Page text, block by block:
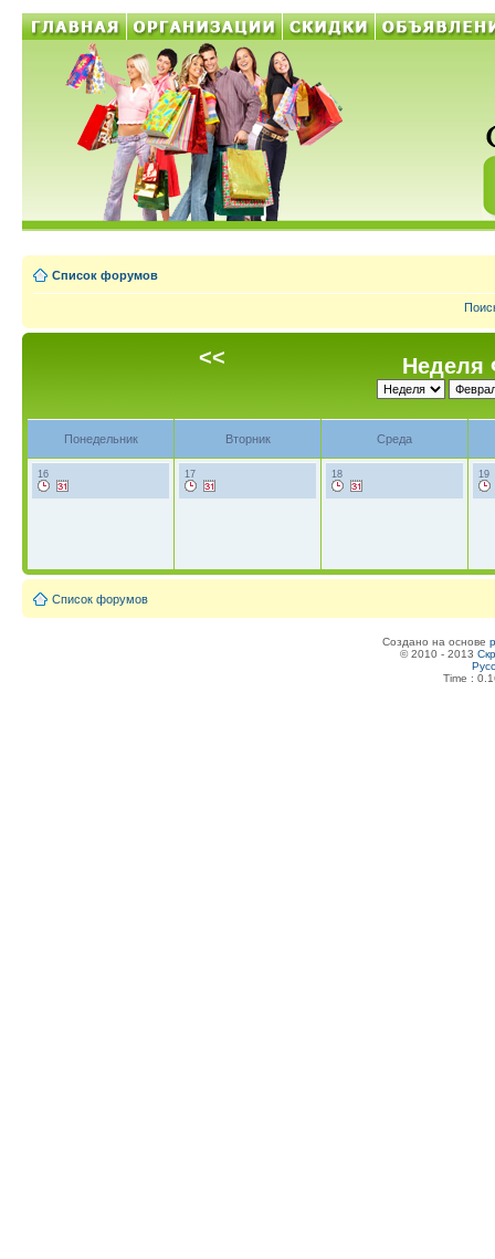
Список форумов
<< Неделя
Понедельник Вторник Среда
16 17 18 19
Список форумов
Создано на основе
© 2010 - 2013
Time :